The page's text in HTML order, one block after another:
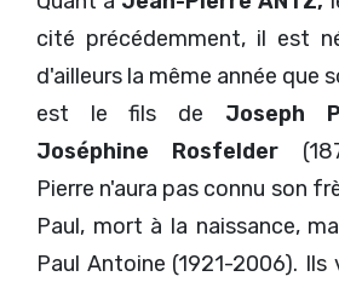
cité précédemment, il est
d'ailleurs la même année que
est le fils de Joseph
Joséphine Rosfelder
Pierre n'aura pas connu son
Paul, mort à la naissance,
Paul Antoine (1921-2006). Ils